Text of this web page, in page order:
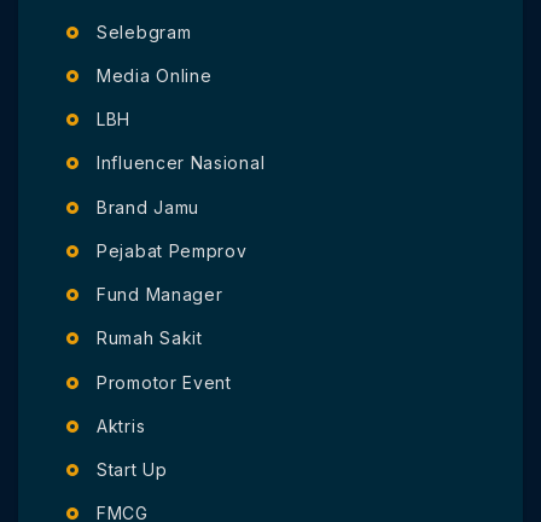
Selebgram
Media Online
LBH
Influencer Nasional
Brand Jamu
Pejabat Pemprov
Fund Manager
Rumah Sakit
Promotor Event
Aktris
Start Up
FMCG